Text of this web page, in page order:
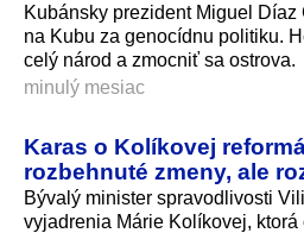
Kubánsky prezident Miguel
na Kubu za genocídnu politiku.
celý národ a zmocniť sa ostrova.
minulý mesiac
Karas o Kolíkovej
rozbehnuté zmeny, ale
Bývalý minister spravodlivosti
vyjadrenia Márie Kolíkovej,